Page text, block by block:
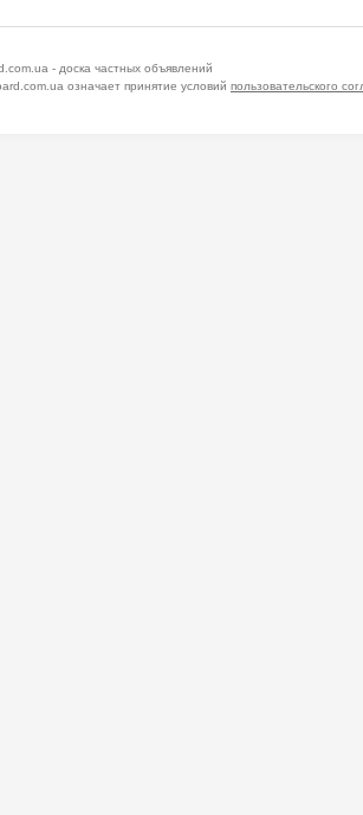
- доска частных объявлений
означает принятие условий пользовательского